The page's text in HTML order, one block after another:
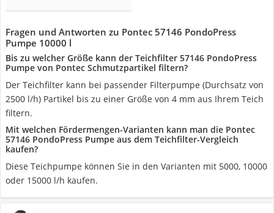
Fragen und Antworten zu Pontec 57146 PondoPress
Pumpe 10000 l
Bis zu welcher Größe kann der Teichfilter 57146 PondoPress
Pumpe von Pontec Schmutzpartikel filtern?
Der Teichfilter kann bei passender Filterpumpe (Durchsatz von
2500 l/h) Partikel bis zu einer Größe von 4 mm aus Ihrem Teich
filtern.
Mit welchen Fördermengen-Varianten kann man die Pontec
57146 PondoPress Pumpe aus dem Teichfilter-Vergleich
kaufen?
Diese Teichpumpe können Sie in den Varianten mit 5000, 10000
oder 15000 l/h kaufen.